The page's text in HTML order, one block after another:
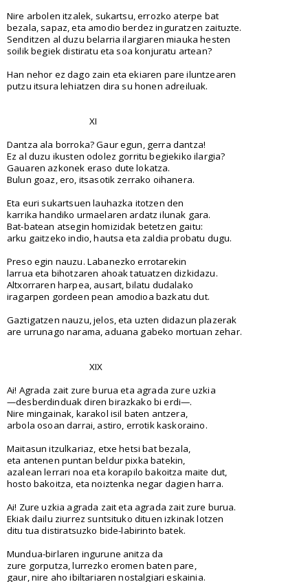
Nire arbolen itzalek, sukartsu, errozko aterpe bat
bezala, sapaz, eta amodio berdez inguratzen zaituzte.
Senditzen al duzu belarria ilargiaren miauka hesten
soilik begiek distiratu eta soa konjuratu artean?
Han nehor ez dago zain eta ekiaren pare iluntzearen
putzu itsura lehiatzen dira su honen adreiluak.
XI
Dantza ala borroka? Gaur egun, gerra dantza!
Ez al duzu ikusten odolez gorritu begiekiko ilargia?
Gauaren azkonek eraso dute lokatza.
Bulun goaz, ero, itsasotik zerrako oihanera.
Eta euri sukartsuen lauhazka itotzen den
karrika handiko urmaelaren ardatz ilunak gara.
Bat-batean atsegin homizidak betetzen gaitu:
arku gaitzeko indio, hautsa eta zaldia probatu dugu.
Preso egin nauzu. Labanezko errotarekin
larrua eta bihotzaren ahoak tatuatzen dizkidazu.
Altxorraren harpea, ausart, bilatu dudalako
iragarpen gordeen pean amodioa bazkatu dut.
Gaztigatzen nauzu, jelos, eta uzten didazun plazerak
are urrunago narama, aduana gabeko mortuan zehar.
XIX
Ai! Agrada zait zure burua eta agrada zure uzkia
—desberdinduak diren birazkako bi erdi—.
Nire mingainak, karakol isil baten antzera,
arbola osoan darrai, astiro, errotik kaskoraino.
Maitasun itzulkariaz, etxe hetsi bat bezala,
eta antenen puntan beldur pixka batekin,
azalean lerrari noa eta korapilo bakoitza maite dut,
hosto bakoitza, eta noiztenka negar dagien harra.
Ai! Zure uzkia agrada zait eta agrada zait zure burua.
Ekiak dailu ziurrez suntsituko dituen izkinak lotzen
ditu tua distiratsuzko bide-labirinto batek.
Mundua-birlaren ingurune anitza da
zure gorputza, lurrezko eromen baten pare,
gaur, nire aho ibiltariaren nostalgiari eskainia.